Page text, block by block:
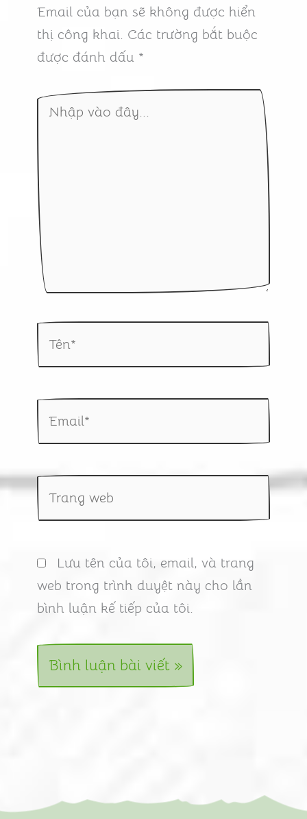
Email của bạn sẽ không được hiển
thị công khai. Các trường bắt buộc
được đánh dấu *
Nhập
đây...
Trang
web
Lưu tên của tôi, email, và trang
web trong trình duyệt này cho lần
bình luận kế tiếp của tôi.